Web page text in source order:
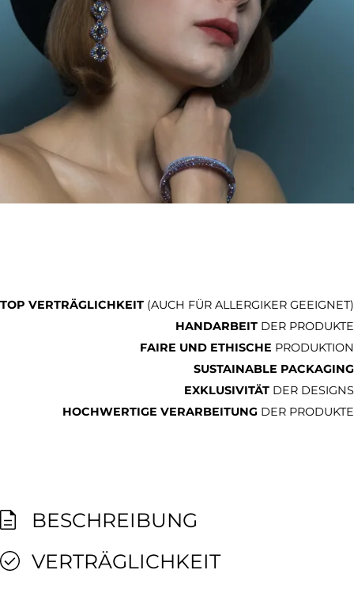
TOP VERTRÄGLICHKEIT (AUCH FÜR ALLERGIKER GEEIGNET)
HANDARBEIT DER PRODUKTE
FAIRE UND ETHISCHE PRODUKTION
SUSTAINABLE PACKAGING
EXKLUSIVITÄT DER DESIGNS
HOCHWERTIGE VERARBEITUNG DER PRODUKTE
BESCHREIBUNG
VERTRÄGLICHKEIT